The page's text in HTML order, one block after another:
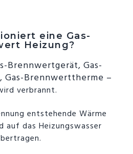
eine Gas-
Heizung?
Brennwertgerät, Gas-
Gas-Brennwerttherme –
verbrannt.
entstehende Wärme
das Heizungswasser